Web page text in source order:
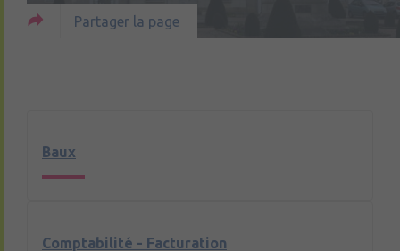
Partager la page
Baux
Comptabilité - Facturation